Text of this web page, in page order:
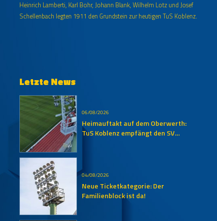
Heinrich Lamberti, Karl Bohr, Johann Blank, Wilhelm Lotz und Josef
Schellenbach legten 1911 den Grundstein zur heutigen TuS Koblenz.
Letzte News
06/08/2026
Heimauftakt auf dem Oberwerth:
TuS Koblenz empfängt den SV
04/08/2026
Neue Ticketkategorie: Der
Familienblock ist da!